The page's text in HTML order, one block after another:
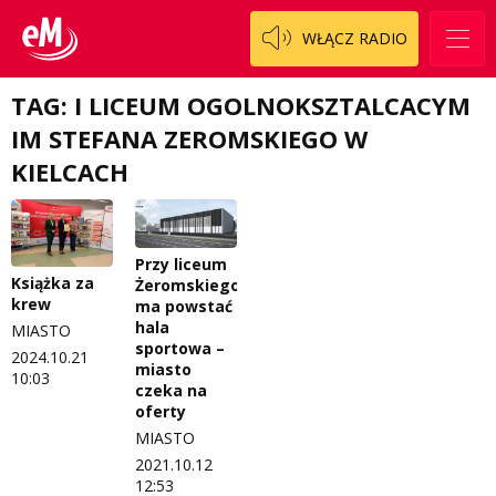
WŁĄCZ RADIO
Staszowski
Włoszczowski
Cały ten sport
Dzieciaki Cudaki
Fascynująca nauka
Historia na fali
Modna kultura
OdNowa
Pacjent, którego nie zapomnę
Pasjonaci
Piąta strona świata
Prawdę mówiąc
Koncert życzeń
Kontakt
O nas
Regulamin programu Patron
Zespół
Logo do pobrania
Regulamin konkursów
Regulamin przesyłania materiałów
Regulamin sklepu internetowego
Regulamin darowizn
TAG: I LICEUM OGOLNOKSZTALCACYM
IM STEFANA ZEROMSKIEGO W
KIELCACH
Książka za
krew
MIASTO
2024.10.21
10:03
Przy liceum
Żeromskiego
ma powstać
hala
sportowa –
miasto
czeka na
oferty
MIASTO
2021.10.12
12:53